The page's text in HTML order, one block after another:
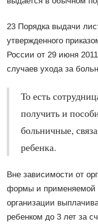
23 Порядка выдачи
утвержденного
России от 29 июня
случаев ухода за
То есть
получить и
больничные,
ребенка.
Вне зависимости от
формы и применяемой
организации
ребенком до 3 лет за